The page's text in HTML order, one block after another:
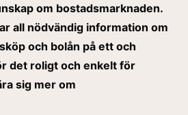
om bostadsmarknaden.
all nödvändig information om
och bolån på ett och
det roligt och enkelt för
sig mer om